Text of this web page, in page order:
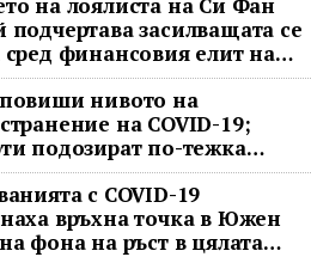
подчертава засилващата се
сред финансовия елит на
нивото на
на COVID-19;
подозират по-тежка
с COVID-19
връхна точка в Южен
фона на ръст в цялата